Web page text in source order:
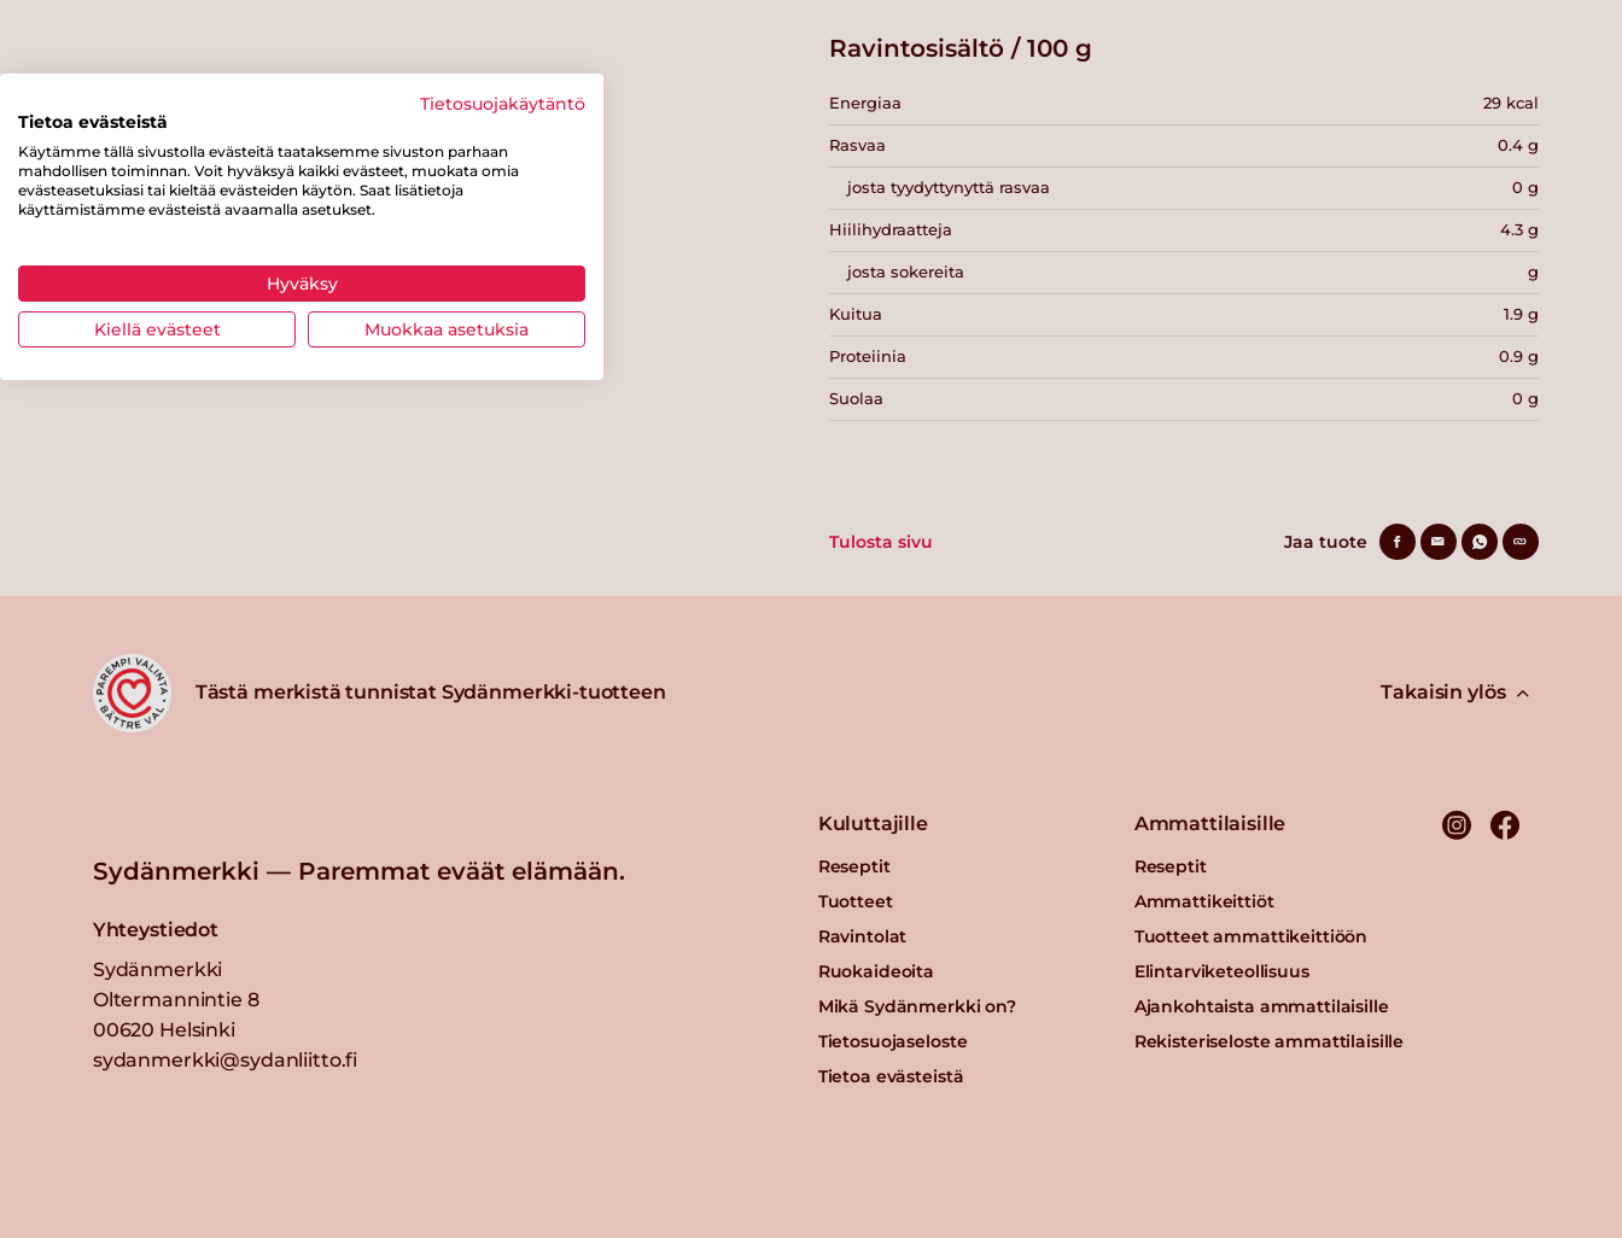
Ravintosisältö / 100 g
Energiaa 29 kcal
Rasvaa 0.4 g
josta tyydyttynyttä rasvaa 0 g
Hiilihydraatteja 4.3 g
josta sokereita g
Kuitua 1.9 g
Proteiinia 0.9 g
Suolaa 0 g
Tulosta sivu Jaa tuote
Tästä merkistä tunnistat Sydänmerkki-tuotteen Takaisin ylös
Sydänmerkki — Paremmat eväät elämään.
Yhteystiedot
Sydänmerkki
Oltermannintie 8
00620 Helsinki
sydanmerkki@sydanliitto.fi
Kuluttajille
Reseptit
Tuotteet
Ravintolat
Ruokaideoita
Mikä Sydänmerkki on?
Tietosuojaseloste
Tietoa evästeistä
Ammattilaisille
Reseptit
Ammattikeittiöt
Tuotteet ammattikeittiöön
Elintarviketeollisuus
Ajankohtaista ammattilaisille
Rekisteriseloste ammattilaisille
Tietosuojakäytäntö
Tietoa evästeistä
Käytämme tällä sivustolla evästeitä taataksemme sivuston parhaan
mahdollisen toiminnan. Voit hyväksyä kaikki evästeet, muokata omia
evästeasetuksiasi tai kieltää evästeiden käytön. Saat lisätietoja
käyttämistämme evästeistä avaamalla asetukset.
Hyväksy
Kiellä evästeet Muokkaa asetuksia